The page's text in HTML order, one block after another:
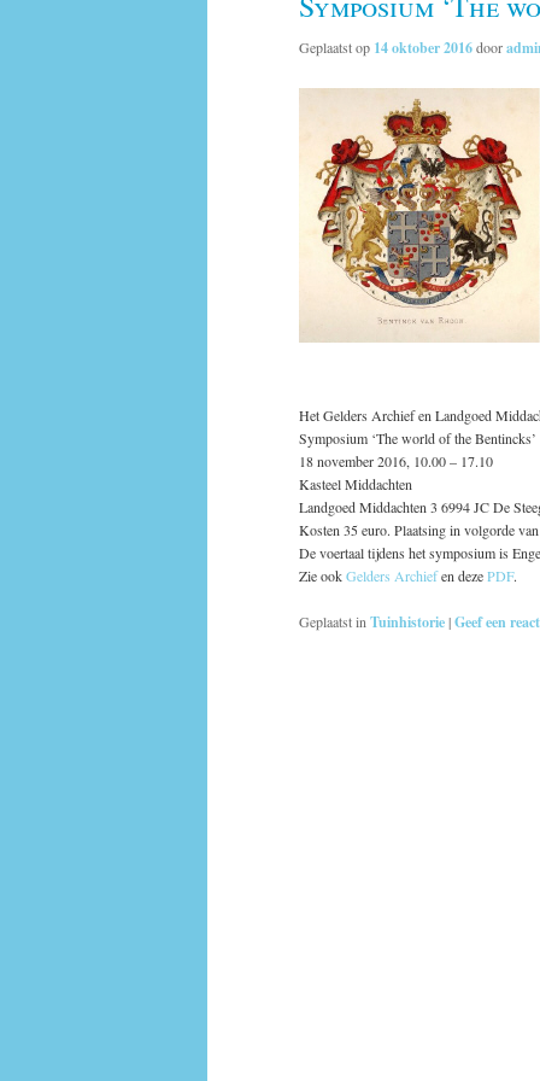
Geplaatst op 14 oktober 2016door
Het Gelders Archief en Landgoed
Symposium ‘The world of the Bentincks’
18 november 2016, 10.00 – 17.10
Kasteel Middachten
Landgoed Middachten 3 6994 JC De
Kosten 35 euro. Plaatsing in volgorde
De voertaal tijdens het symposium is
Zie ookGelders Archiefen dezePDF.
Geplaatst inTuinhistorie|Geef een